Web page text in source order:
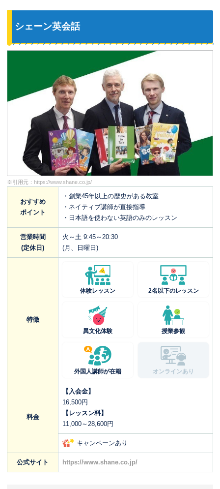
シェーン英会話
※引用元： https://www.shane.co.jp/
おすすめ
ポイント
・創業45年以上の歴史がある教室
・ネイティブ講師が直接指導
・日本語を使わない英語のみのレッスン
営業時間
(定休日)
火～土 9:45～20:30
(月、日曜日)
特徴
体験レッスン 2名以下のレッスン
異文化体験 授業参観
外国人講師が在籍 オンラインあり
料金
【入会金】
16,500円
【レッスン料】
11,000～28,600円
キャンペーンあり
公式サイト https://www.shane.co.jp/